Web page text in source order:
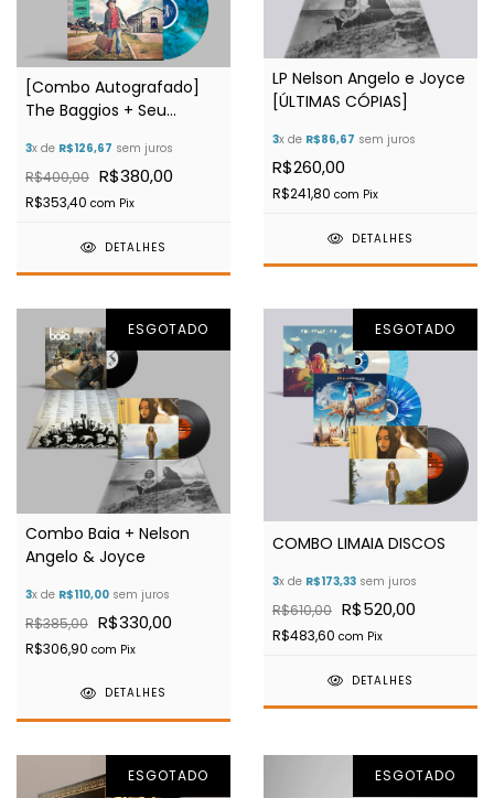
[Combo Autografado]
The Baggios + Seu
3x de R$126,67 sem juros
R$400,00 R$380,00
R$353,40 com Pix
DETALHES
LP Nelson Angelo e Joyce
[ÚLTIMAS CÓPIAS]
3x de R$86,67 sem juros
R$260,00
R$241,80 com Pix
DETALHES
ESGOTADO
Combo Baia + Nelson
Angelo & Joyce
3x de R$110,00 sem juros
R$385,00 R$330,00
R$306,90 com Pix
DETALHES
ESGOTADO
COMBO LIMAIA DISCOS
3x de R$173,33 sem juros
R$610,00 R$520,00
R$483,60 com Pix
DETALHES
ESGOTADO ESGOTADO